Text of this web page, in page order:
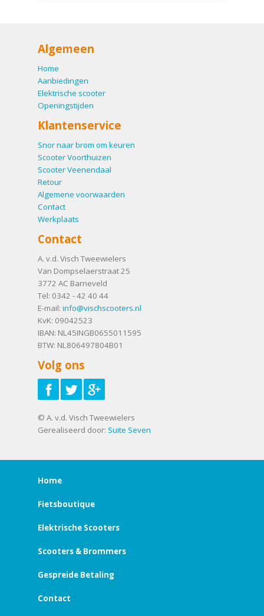
Algemeen
Home
Aanbiedingen
Elektrische scooter
Openingstijden
Klantenservice
Snor naar brom om keuren
Scooter Voorthuizen
Scooter Veenendaal
Retour
Algemene voorwaarden
Contact
Werkplaats
Contact
A. v.d. Visch Tweewielers
Van Dompselaerstraat 25
3772 AC Barneveld
Tel: 0342 - 42 40 44
E-mail: info@vischscooters.nl
KvK: 09042523
IBAN: NL45INGB0655011595
BTW: NL806497804B01
Volg ons
© A. v.d. Visch Tweewielers
Gerealiseerd door: Suite Seven
Home
Fietsboutique
Elektrische Scooters
Scooters & Brommers
Gespreide Betaling
Contact